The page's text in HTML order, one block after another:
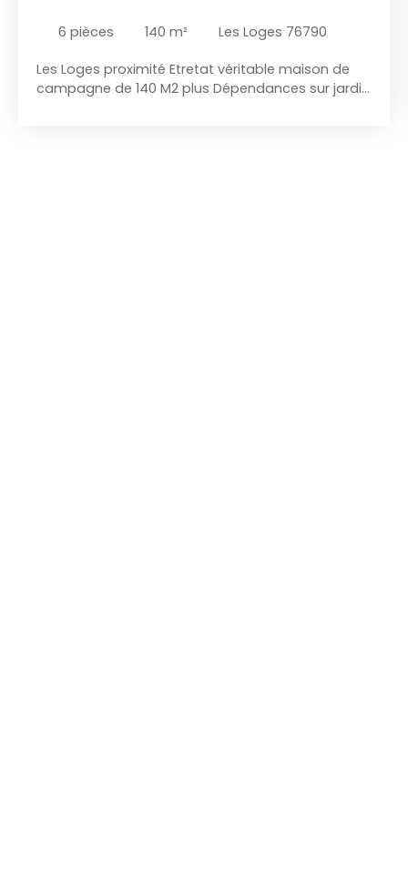
6 pièces 140 m² Les Loges 76790
Les Loges proximité Etretat véritable maison de
campagne de 140 M2 plus Dépendances sur jardin